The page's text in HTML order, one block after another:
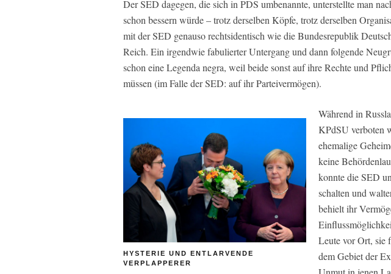
Der SED dagegen, die sich in PDS umbenannte, unterstellte man
schon bessern würde – trotz derselben Köpfe, trotz derselben
mit der SED genauso rechtsidentisch wie die Bundesrepublik
Reich. Ein irgendwie fabulierter Untergang und dann folgende
schon eine Legenda negra, weil beide sonst auf ihre Rechte und
müssen (im Falle der SED: auf ihr Parteivermögen).
HYSTERIE UND ENTLARVENDE
VERPLAPPERER
Während in
KPdSU verboten
ehemalige
keine
konnte die SED
schalten und
behielt ihr
Leute vor Ort, sie
dem Gebiet der